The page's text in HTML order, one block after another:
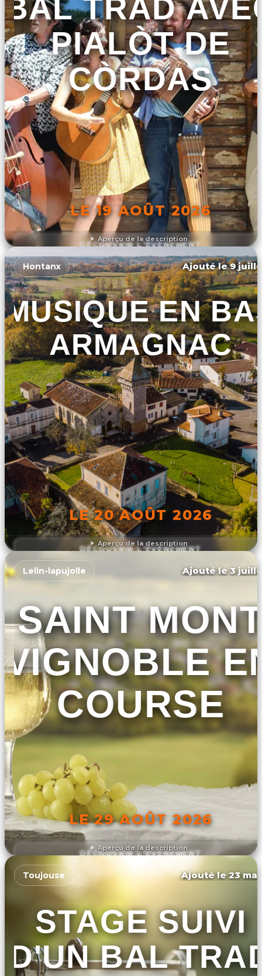
Aperçu de la description
BAL TRAD
PIALÒT DE
CÒRDAS
LE 19 AOÛT 2026
DÉCOUVRIR L'ÉVÉNEMENT
Aperçu de la description
Hontanx Ajouté le 9
MUSIQUE EN
ARMAGNAC
LE 20 AOÛT 2026
DÉCOUVRIR L'ÉVÉNEMENT
Aperçu de la description
Lelin-lapujolle Ajouté le 3
SAINT
VIGNOBLE
COURSE
LE 29 AOÛT 2026
DÉCOUVRIR L'ÉVÉNEMENT
Toujouse Ajouté le 23
STAGE SUIVI
D'UN BAL